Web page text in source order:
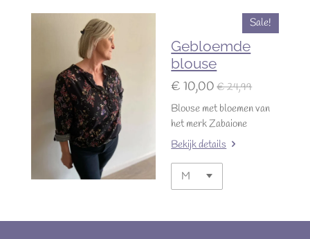
Sale!
Gebloemde
blouse
€ 10,00 € 24,99
Blouse met bloemen van
het merk Zabaione
Bekijk details